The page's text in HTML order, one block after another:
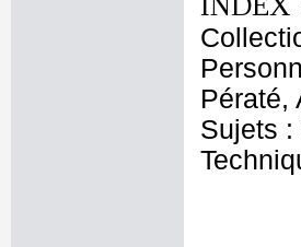
Pératé,
Sujets